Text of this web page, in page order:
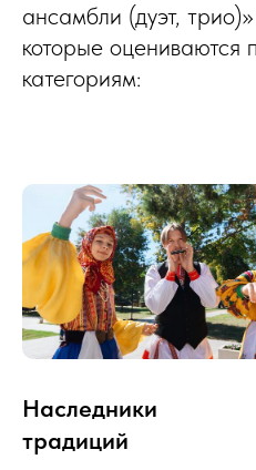
ансамбли (дуэт,
которые оцениваются
категориям:
Наследники
традиций